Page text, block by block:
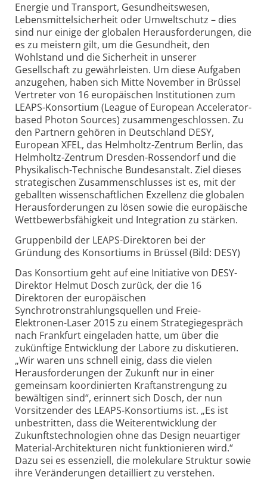
Energie und Transport, Gesundheitswesen,
Lebensmittelsicherheit oder Umweltschutz – dies
sind nur einige der globalen Herausforderungen, die
es zu meistern gilt, um die Gesundheit, den
Wohlstand und die Sicherheit in unserer
Gesellschaft zu gewährleisten. Um diese Aufgaben
anzugehen, haben sich Mitte November in Brüssel
Vertreter von 16 europäischen Institutionen zum
LEAPS-Konsortium (League of European Accelerator-
based Photon Sources) zusammengeschlossen. Zu
den Partnern gehören in Deutschland DESY,
European XFEL, das Helmholtz-Zentrum Berlin, das
Helmholtz-Zentrum Dresden-Rossendorf und die
Physikalisch-Technische Bundesanstalt. Ziel dieses
strategischen Zusammenschlusses ist es, mit der
geballten wissenschaftlichen Exzellenz die globalen
Herausforderungen zu lösen sowie die europäische
Wettbewerbsfähigkeit und Integration zu stärken.
Gruppenbild der LEAPS-Direktoren bei der
Gründung des Konsortiums in Brüssel (Bild: DESY)
Das Konsortium geht auf eine Initiative von DESY-
Direktor Helmut Dosch zurück, der die 16
Direktoren der europäischen
Synchrotronstrahlungsquellen und Freie-
Elektronen-Laser 2015 zu einem Strategiegespräch
nach Frankfurt eingeladen hatte, um über die
zukünftige Entwicklung der Labore zu diskutieren.
„Wir waren uns schnell einig, dass die vielen
Herausforderungen der Zukunft nur in einer
gemeinsam koordinierten Kraftanstrengung zu
bewältigen sind“, erinnert sich Dosch, der nun
Vorsitzender des LEAPS-Konsortiums ist. „Es ist
unbestritten, dass die Weiterentwicklung der
Zukunftstechnologien ohne das Design neuartiger
Material-Architekturen nicht funktionieren wird.“
Dazu sei es essenziell, die molekulare Struktur sowie
ihre Veränderungen detailliert zu verstehen.